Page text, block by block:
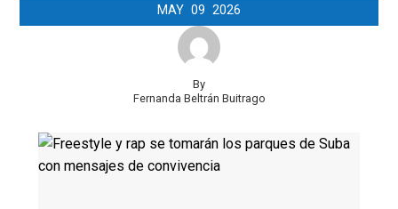
MAY 09 2026
By
Fernanda Beltrán Buitrago